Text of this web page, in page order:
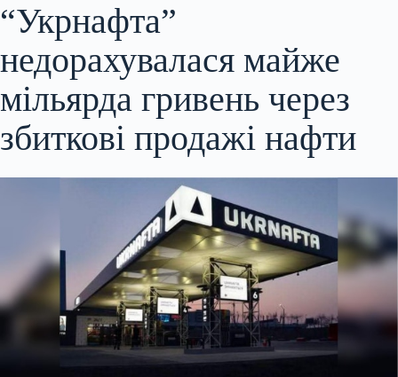
“Укрнафта”
недорахувалася майже
мільярда гривень через
збиткові продажі нафти